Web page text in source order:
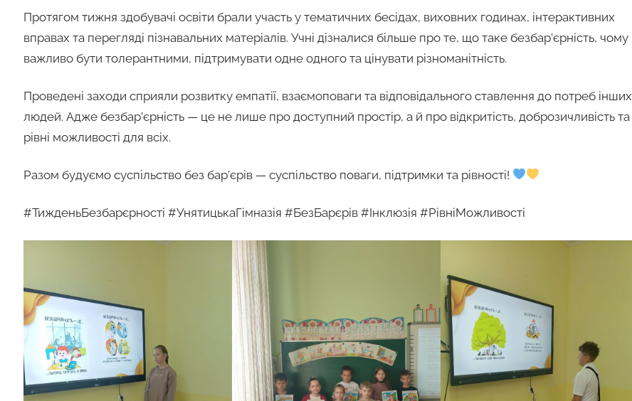
Протягом тижня здобувачі освіти брали участь у тематичних бесідах, виховних годинах, інтерактивних
вправах та перегляді пізнавальних матеріалів. Учні дізналися більше про те, що таке безбар’єрність, чому
важливо бути толерантними, підтримувати одне одного та цінувати різноманітність.
Проведені заходи сприяли розвитку емпатії, взаємоповаги та відповідального ставлення до потреб інших
людей. Адже безбар’єрність — це не лише про доступний простір, а й про відкритість, доброзичливість та
рівні можливості для всіх.
Разом будуємо суспільство без бар’єрів — суспільство поваги, підтримки та рівності!
#ТижденьБезбарєрності #УнятицькаГімназія #БезБарєрів #Інклюзія #РівніМожливості